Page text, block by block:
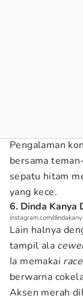
Pengalaman
bersama
sepatu hitam
yang kece.
6. Dinda Kanya
instagram.com/
Lain halnya
tampil ala
Ia memakai
berwarna
Aksen merah